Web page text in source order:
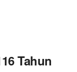
Tahun